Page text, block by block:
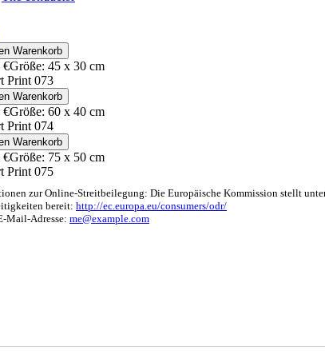
Warenkorb
€Größe: 45 x 30 cm
Print 073
Warenkorb
€Größe: 60 x 40 cm
Print 074
Warenkorb
€Größe: 75 x 50 cm
Print 075
zur Online-Streitbeilegung: Die Europäische Kommission stellt
bereit: http://ec.europa.eu/consumers/odr/
Mail-Adresse: me@example.com